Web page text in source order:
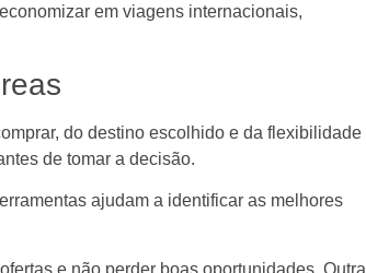
em viagens internacionais,
do destino escolhido e da flexibilidade
de tomar a decisão.
ajudam a identificar as melhores
e não perder boas oportunidades. Outra